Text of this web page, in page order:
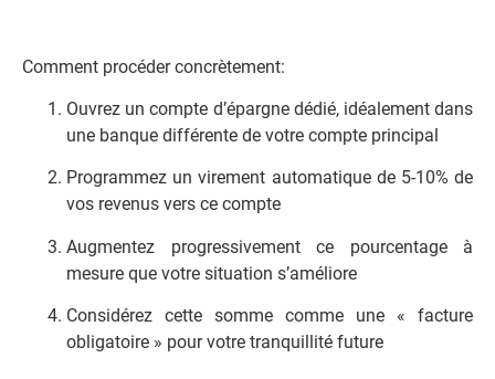
Comment procéder concrètement:
Ouvrez un compte d’épargne dédié, idéalement dans
une banque différente de votre compte principal
Programmez un virement automatique de 5-10% de
vos revenus vers ce compte
Augmentez progressivement ce pourcentage à
mesure que votre situation s’améliore
Considérez cette somme comme une « facture
obligatoire » pour votre tranquillité future